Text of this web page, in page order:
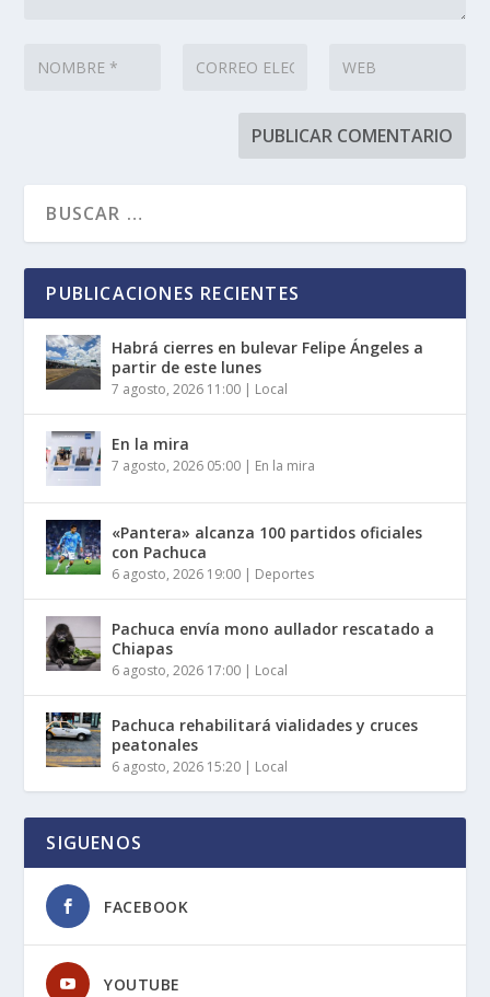
PUBLICACIONES RECIENTES
Habrá cierres en bulevar Felipe Ángeles a
partir de este lunes
7 agosto, 2026 11:00 | Local
En la mira
7 agosto, 2026 05:00 | En la mira
«Pantera» alcanza 100 partidos oficiales
con Pachuca
6 agosto, 2026 19:00 | Deportes
Pachuca envía mono aullador rescatado a
Chiapas
6 agosto, 2026 17:00 | Local
Pachuca rehabilitará vialidades y cruces
peatonales
6 agosto, 2026 15:20 | Local
SIGUENOS
FACEBOOK
YOUTUBE